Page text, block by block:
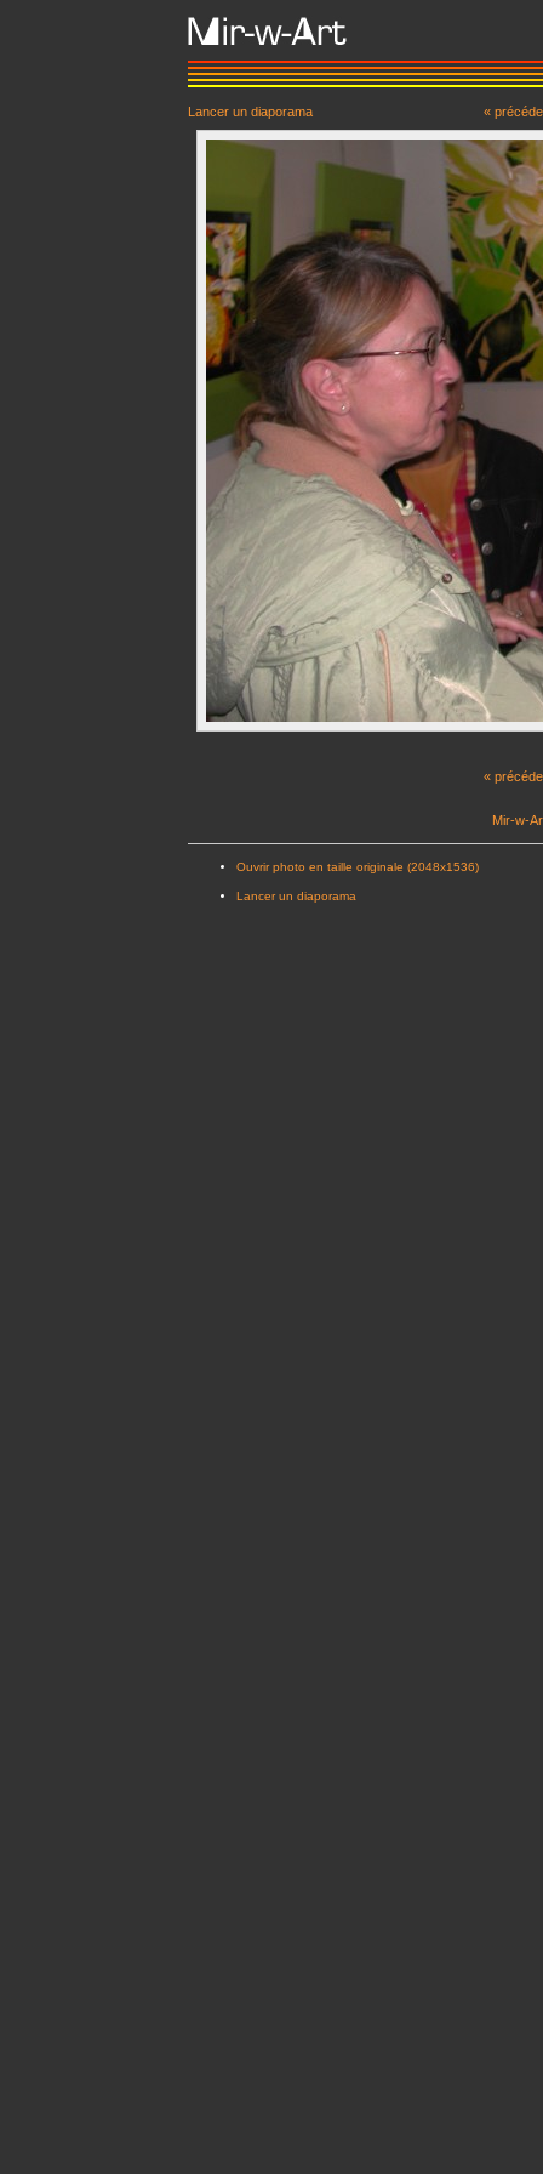
Lancer un diaporama «
«
Mir-w-
Ouvrir photo en taille originale (2048x1536)
Lancer un diaporama